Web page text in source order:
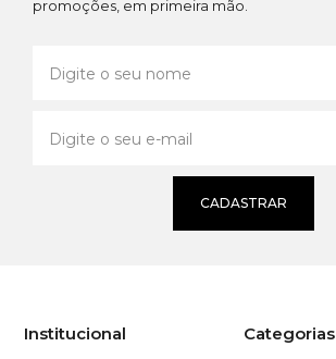
promoções, em primeira mão.
CADASTRAR
Institucional Categorias